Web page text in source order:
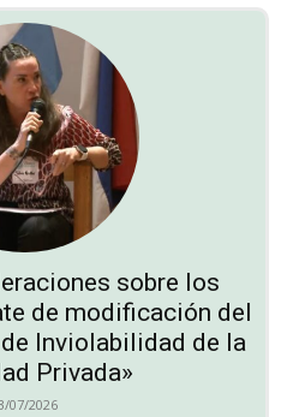
sobre los
de modificación del
Inviolabilidad de la
Privada»
07/2026